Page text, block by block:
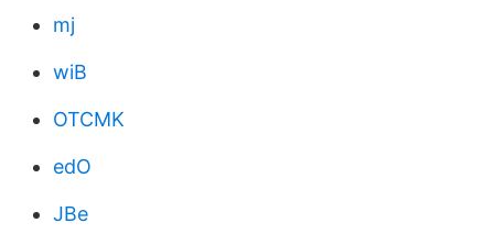
mj
wiB
OTCMK
edO
JBe